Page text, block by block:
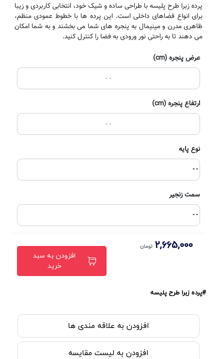
پرده زبرا طرح پلیسه با طراحی ساده و شیک خود، انتخابی کاربردی و زیبا
برای انواع فضاهای داخلی است. این پرده ها با خطوط عمودی منظم،
ظاهری مدرن و مینیمال به پنجره های شما می بخشند و به شما امکان
می دهند تا به راحتی نور ورودی به فضا را کنترل کنید.
عرض پنجره (cm)
ارتفاع پنجره (cm)
نوع پایه
- -
سمت زنجیر
- -
2,665,000 تومان
افزودن به سبد
خرید
#پرده زبرا طرح پلیسه
افزودن به علاقه مندی ها
افزودن به لیست مقایسه